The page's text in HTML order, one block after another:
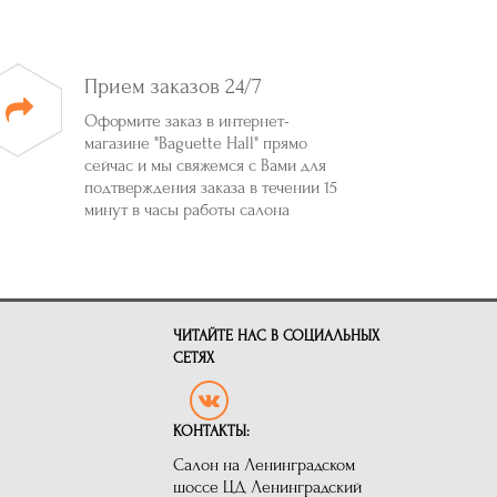
Прием заказов 24/7
Оформите заказ в интернет-
магазине "Baguette Hall" прямо
сейчас и мы свяжемся с Вами для
подтверждения заказа в течении 15
минут в часы работы салона
ЧИТАЙТЕ НАС В СОЦИАЛЬНЫХ
СЕТЯХ
КОНТАКТЫ:
Салон на Ленинградском
шоссе ЦД Ленинградский